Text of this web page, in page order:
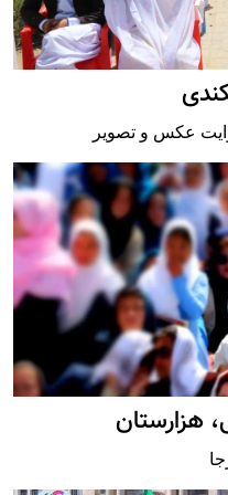
عکس و تصویر